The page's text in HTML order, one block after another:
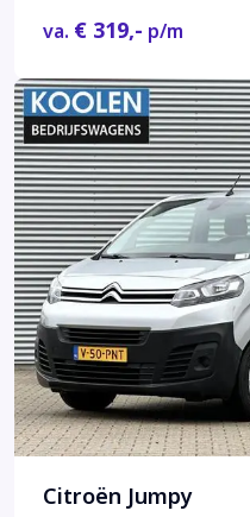
va. € 319,- p/m
Citroën Jumpy